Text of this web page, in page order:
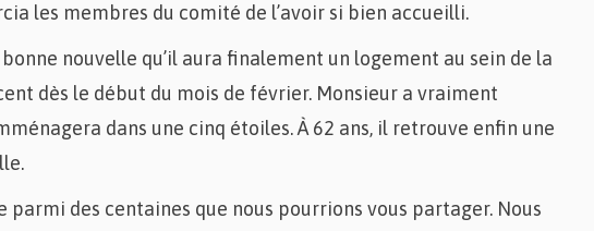
les membres du comité de l’avoir si bien accueilli.
nouvelle qu’il aura finalement un logement au sein de la
dès le début du mois de février. Monsieur a vraiment
dans une cinq étoiles. À 62 ans, il retrouve enfin une
parmi des centaines que nous pourrions vous partager. Nous